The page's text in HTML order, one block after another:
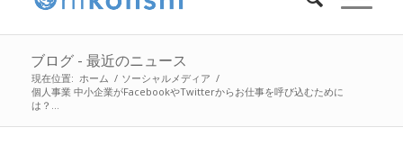
ブログ - 最近のニュース
現在位置: ホーム / ソーシャルメディア /
個人事業 中小企業がFacebookやTwitterからお仕事を呼び込むために
は？...